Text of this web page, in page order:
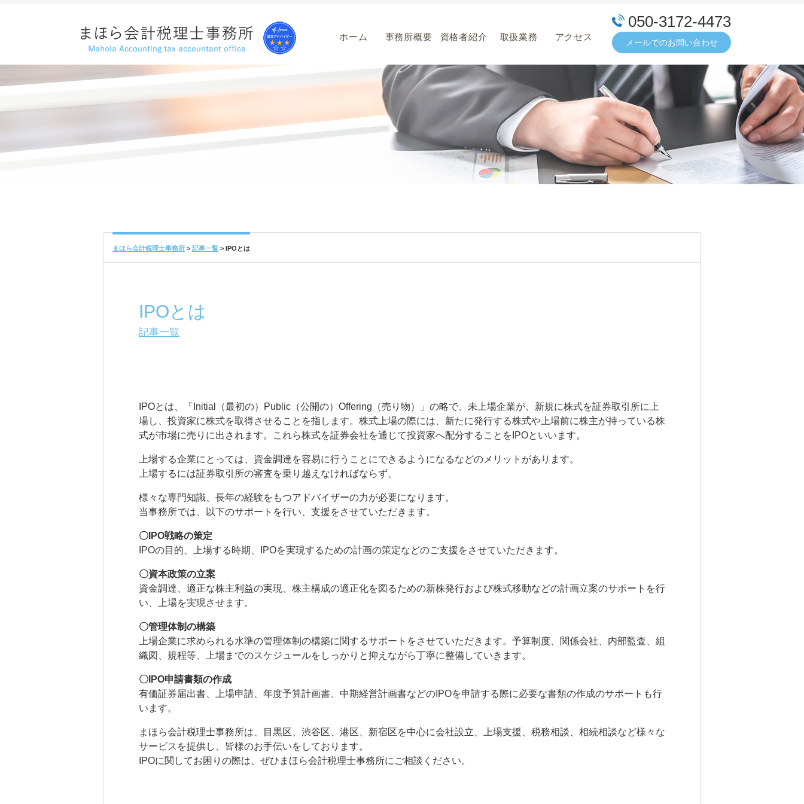
ホーム 事務所概要 資格者紹介 取扱業務 アクセス
050-3172-4473
メールでのお問い合わせ
まほら会計税理士事務所 > 記事一覧 > IPOとは
IPOとは
記事一覧
IPOとは、「Initial（最初の）Public（公開の）Offering（売り物）」の略で、未上場企業が、新規に株式を証券取引所に上
場し、投資家に株式を取得させることを指します。株式上場の際には、新たに発行する株式や上場前に株主が持っている株
式が市場に売りに出されます。これら株式を証券会社を通じて投資家へ配分することをIPOといいます。
上場する企業にとっては、資金調達を容易に行うことにできるようになるなどのメリットがあります。
上場するには証券取引所の審査を乗り越えなければならず、
様々な専門知識、長年の経験をもつアドバイザーの力が必要になります。
当事務所では、以下のサポートを行い、支援をさせていただきます。
〇IPO戦略の策定
IPOの目的、上場する時期、IPOを実現するための計画の策定などのご支援をさせていただきます。
〇資本政策の立案
資金調達、適正な株主利益の実現、株主構成の適正化を図るための新株発行および株式移動などの計画立案のサポートを行
い、上場を実現させます。
〇管理体制の構築
上場企業に求められる水準の管理体制の構築に関するサポートをさせていただきます。予算制度、関係会社、内部監査、組
織図、規程等、上場までのスケジュールをしっかりと抑えながら丁寧に整備していきます。
〇IPO申請書類の作成
有価証券届出書、上場申請、年度予算計画書、中期経営計画書などのIPOを申請する際に必要な書類の作成のサポートも行
います。
まほら会計税理士事務所は、目黒区、渋谷区、港区、新宿区を中心に会社設立、上場支援、税務相談、相続相談など様々な
サービスを提供し、皆様のお手伝いをしております。
IPOに関してお困りの際は、ぜひまほら会計税理士事務所にご相談ください。